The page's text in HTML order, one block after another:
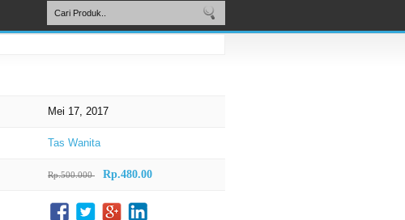
Mei 17, 2017
Tas Wanita
Rp.500.000 Rp.480.00